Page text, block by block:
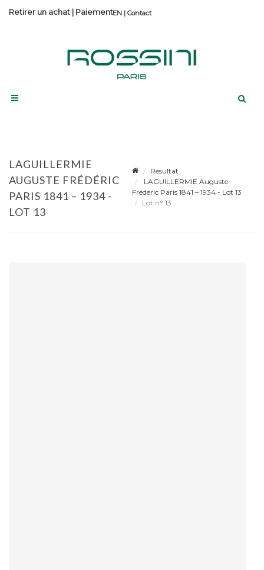
Contact
Retirer un achat | Paiement
LAGUILLERMIE
AUGUSTE FRÉDÉRIC
PARIS 1841 – 1934 -
LOT 13
Résultat
LAGUILLERMIE Auguste
Frédéric Paris 1841 – 1934 - Lot 13
Lot n° 13